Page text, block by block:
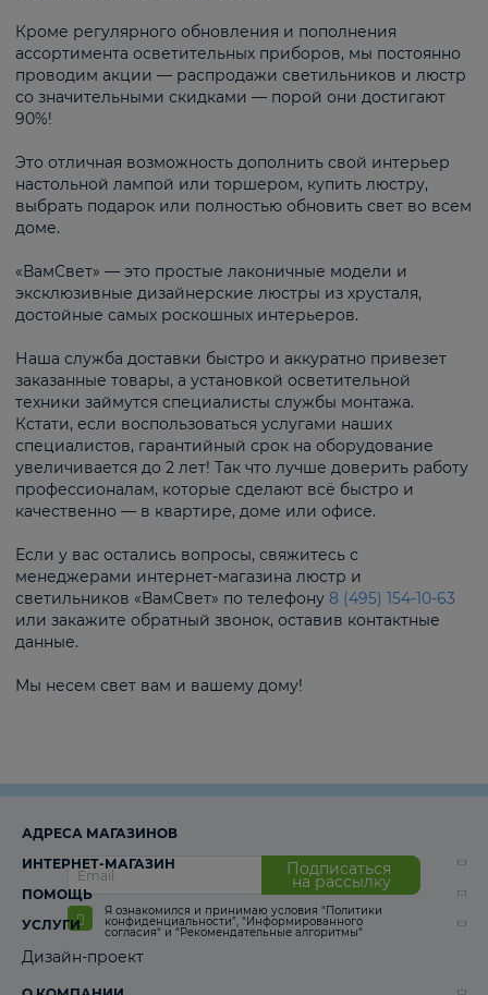
Кроме регулярного обновления и пополнения
ассортимента осветительных приборов, мы постоянно
проводим акции — распродажи светильников и люстр
со значительными скидками — порой они достигают
90%!
Это отличная возможность дополнить свой интерьер
настольной лампой или торшером, купить люстру,
выбрать подарок или полностью обновить свет во всем
доме.
«ВамСвет» — это простые лаконичные модели и
эксклюзивные дизайнерские люстры из хрусталя,
достойные самых роскошных интерьеров.
Наша служба доставки быстро и аккуратно привезет
заказанные товары, а установкой осветительной
техники займутся специалисты службы монтажа.
Кстати, если воспользоваться услугами наших
специалистов, гарантийный срок на оборудование
увеличивается до 2 лет! Так что лучше доверить работу
профессионалам, которые сделают всё быстро и
качественно — в квартире, доме или офисе.
Если у вас остались вопросы, свяжитесь с
менеджерами интернет-магазина люстр и
светильников «ВамСвет» по телефону 8 (495) 154-10-63
или закажите обратный звонок, оставив контактные
данные.
Мы несем свет вам и вашему дому!
Подписаться
на рассылку
Я ознакомился и принимаю условия “Политики
конфиденциальности”, “Информированного
согласия“ и “Рекомендательные алгоритмы“
АДРЕСА МАГАЗИНОВ
ИНТЕРНЕТ-МАГАЗИН
ПОМОЩЬ
УСЛУГИ
Дизайн-проект